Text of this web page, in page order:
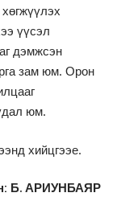
үүсэл
дэмжсэн
зам юм. Орон
юм.
хийцгээе.
Б. АРИУНБАЯР